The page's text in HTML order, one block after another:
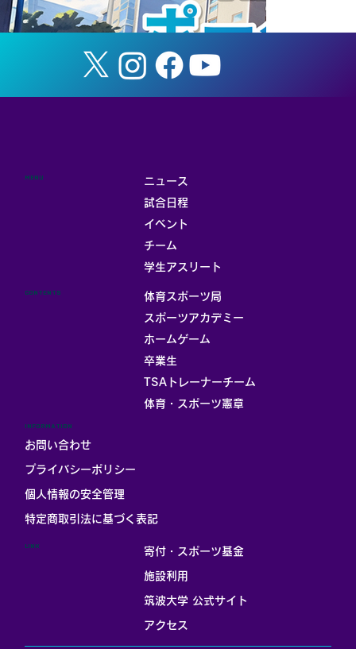
ニュース
試合日程
イベント
チーム
学生アスリート
MENU
体育スポーツ局
スポーツアカデミー
ホームゲーム
卒業生
TSAトレーナーチーム
体育・スポーツ憲章
CONTENTS
寄付・スポーツ基金
施設利用
筑波大学 公式サイト
アクセス
LINK
INFORMATION
お問い合わせ
プライバシーポリシー
個人情報の安全管理
​特定商取引法に基づく表記